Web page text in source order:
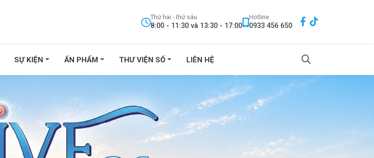
Thứ hai - thứ sáu
8:00 - 11:30 và 13:30 - 17:00
Hotline
0933 456 650
SỰ KIỆN ẤN PHẨM THƯ VIỆN SỐ LIÊN HỆ